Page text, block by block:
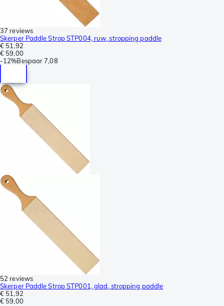
37 reviews
Skerper Paddle Strop STP004, ruw, stropping paddle
€ 51,92
€ 59,00
-12%Bespaar 7,08
52 reviews
Skerper Paddle Strop STP001, glad, stropping paddle
€ 51,92
€ 59,00